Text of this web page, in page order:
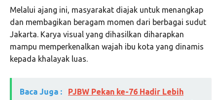
Melalui ajang ini, masyarakat diajak untuk menangkap
dan membagikan beragam momen dari berbagai sudut
Jakarta. Karya visual yang dihasilkan diharapkan
mampu memperkenalkan wajah ibu kota yang dinamis
kepada khalayak luas.
Baca Juga :
PJBW Pekan ke-76 Hadir Lebih